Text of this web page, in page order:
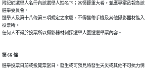
附記於選舉人名冊內該選舉人姓名下；其情節重大者，並應專案函報各該
選舉委員會。
選舉人及第十八條第三項規定之家屬，不得攜帶手機及其他攝影器材進入
投票所。
任何人不得於投票所以攝影器材刺探選舉人圈選選舉票內容。
第 66 條
選舉投票日前或投開票當日，發生或可預見將發生天災或其他不可抗力情